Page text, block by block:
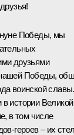
Победы, мы
друзьями
Победы,
воинской славы.
истории Великой
в том числе
героев – их